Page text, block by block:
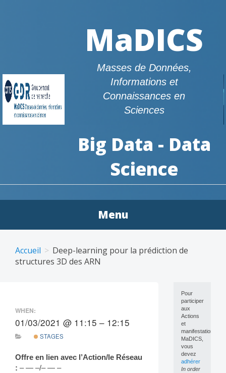
MaDICS
Masses de Données,
Informations et
Connaissances en
Sciences
Big Data - Data
Science
Menu
content
Accueil
Deep-learning pour la prédiction de
structures 3D des ARN
WHEN:
01/03/2021 @ 11:15 – 12:15
STAGES
Offre en lien avec l’Action/le Réseau
: – — –/– — –
Pour
participer
aux
Actions
et
manifestations
MaDICS,
vous
devez
adhérer
In order